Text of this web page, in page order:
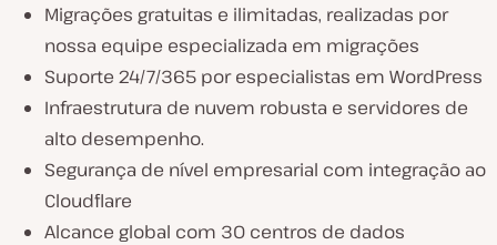
Migrações gratuitas e ilimitadas, realizadas por
nossa equipe especializada em migrações
Suporte 24/7/365 por especialistas em WordPress
Infraestrutura de nuvem robusta e servidores de
alto desempenho.
Segurança de nível empresarial com integração ao
Cloudflare
Alcance global com 30 centros de dados